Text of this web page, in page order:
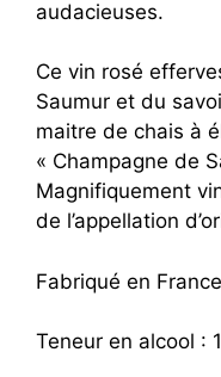
audacieuses.
Ce vin rosé
Saumur et du
maitre de chais à
« Champagne de
Magnifiquement
de l’appellation
Fabriqué en France
Teneur en alcool :